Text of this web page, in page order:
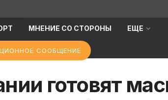
МНЕНИЕ СО СТОРОНЫ ЕЩЕ
СООБЩЕНИЕ
готовят